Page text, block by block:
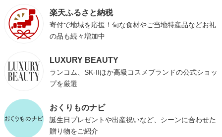
楽天ふるさと納税
寄付で地域を応援！旬な食材やご当地特産品などお礼
の品も続々増加中
LUXURY BEAUTY
ランコム、SK-IIほか高級コスメブランドの公式ショッ
プを厳選
おくりものナビ
誕生日プレゼントや出産祝いなど、シーンに合わせた
贈り物をご紹介